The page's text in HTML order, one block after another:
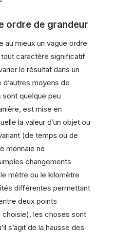
ordre de grandeur
au mieux un vague ordre
caractère significatif
le résultat dans un
moyens de
quelque peu
est mise en
la valeur d’un objet ou
(de temps ou de
monnaie ne
changements
mètre ou le kilomètre
différentes permettant
deux points
choisie), les choses sont
s’agit de la hausse des